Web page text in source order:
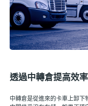
透過中轉倉提高效
中轉倉是從進來的卡車上卸